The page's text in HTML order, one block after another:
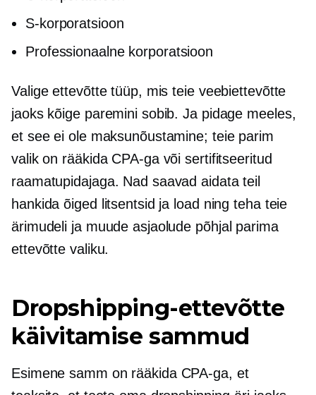
S-korporatsioon
Professionaalne korporatsioon
Valige ettevõtte tüüp, mis teie veebiettevõtte
jaoks kõige paremini sobib. Ja pidage meeles,
et see ei ole maksunõustamine; teie parim
valik on rääkida CPA-ga või sertifitseeritud
raamatupidajaga. Nad saavad aidata teil
hankida õiged litsentsid ja load ning teha teie
ärimudeli ja muude asjaolude põhjal parima
ettevõtte valiku.
Dropshipping-ettevõtte
käivitamise sammud
Esimene samm on rääkida CPA-ga, et